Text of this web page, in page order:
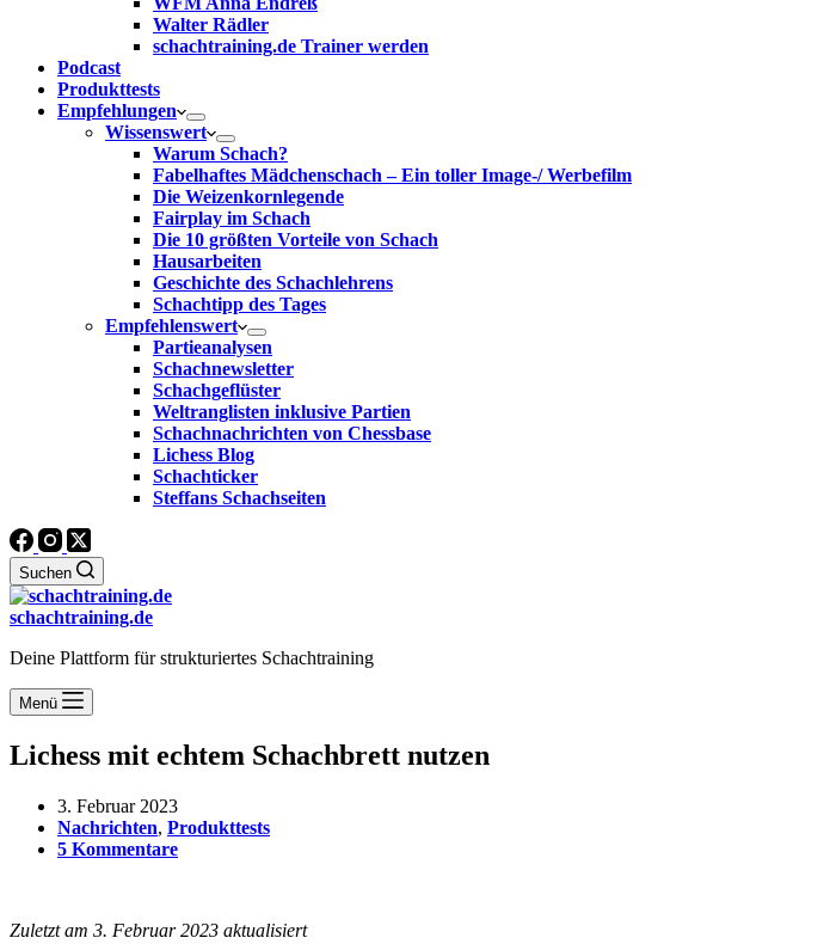
Walter Rädler
schachtraining.de Trainer werden
Podcast
Produkttests
Empfehlungen
Wissenswert
Warum Schach?
Fabelhaftes Mädchenschach – Ein toller Image-/ Werbefilm
Die Weizenkornlegende
Fairplay im Schach
Die 10 größten Vorteile von Schach‎
Hausarbeiten
Geschichte des Schachlehrens
Schachtipp des Tages
Empfehlenswert
Partieanalysen
Schachnewsletter
Schachgeflüster
Weltranglisten inklusive Partien
Schachnachrichten von Chessbase
Lichess Blog
Schachticker
Steffans Schachseiten
Suchen
schachtraining.de
Deine Plattform für strukturiertes Schachtraining
Menü
Lichess mit echtem Schachbrett nutzen
3. Februar 2023
Nachrichten, Produkttests
5 Kommentare
Zuletzt am 3. Februar 2023 aktualisiert